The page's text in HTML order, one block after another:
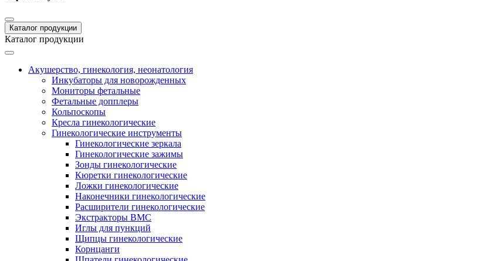
Каталог продукции
Каталог продукции
Акушерство, гинекология, неонатология
Инкубаторы для новорожденных
Мониторы фетальные
Фетальные допплеры
Кольпоскопы
Кресла гинекологические
Гинекологические инструменты
Гинекологические зеркала
Гинекологические зажимы
Зонды гинекологические
Кюретки гинекологические
Ложки гинекологические
Наконечники гинекологические
Расширители гинекологические
Экстракторы ВМС
Иглы для пункций
Щипцы гинекологические
Корнцанги